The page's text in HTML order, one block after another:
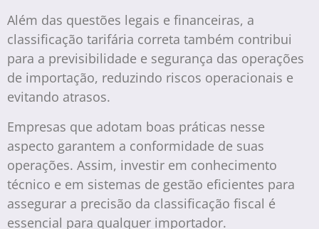
Além das questões legais e financeiras, a
classificação tarifária correta também contribui
para a previsibilidade e segurança das operações
de importação, reduzindo riscos operacionais e
evitando atrasos.
Empresas que adotam boas práticas nesse
aspecto garantem a conformidade de suas
operações. Assim, investir em conhecimento
técnico e em sistemas de gestão eficientes para
assegurar a precisão da classificação fiscal é
essencial para qualquer importador.